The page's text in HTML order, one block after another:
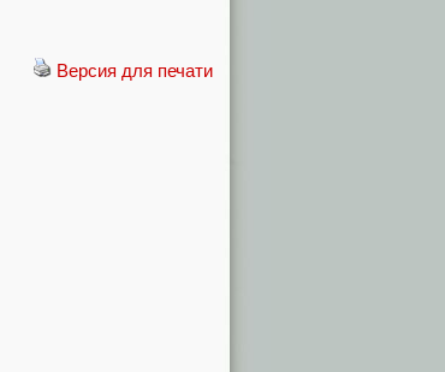
Версия для печати